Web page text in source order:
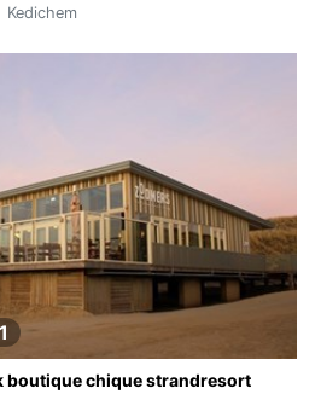
Kedichem
1
boutique chique strandresort